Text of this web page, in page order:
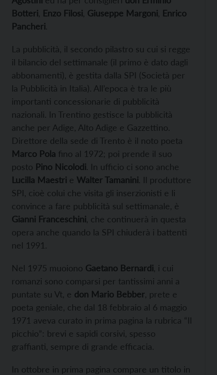
Botteri Enzo Filosi Giuseppe Margoni Enrico
Pancheri.
La pubblicità, il secondo pilastro su cui si regge
il bilancio del settimanale (il primo è dato dagli
abbonamenti), è gestita dalla SPI (Società per
la Pubblicità in Italia). All’epoca è tra le più
importanti concessionarie di pubblicità
nazionali. In Trentino gestisce la pubblicità
anche per Adige, Alto Adige e Gazzettino.
Direttore della sede di Trento è il noto poeta
Marco Pola fino al 1972; poi prende il suo
posto Pino Nicolodi. In ufficio ci sono anche
Lucilla Maestri e Walter Tamanini. Il produttore
SPI, cioè colui che visita gli inserzionisti e li
convince a fare pubblicità sul settimanale, è
Gianni Franceschini , che continuerà in questa
opera anche quando la SPI chiuderà i battenti
nel 1991.
Nel 1975 muoiono Gaetano Bernardi , i cui
romanzi sono comparsi per tantissimi anni a
puntate su Vt, e don Mario Bebber , prete e
poeta geniale, che dal 18 febbraio al 6 maggio
1971 aveva curato in prima pagina la rubrica “Il
picchio”: brevi e sapidi corsivi, spesso
graffianti, sempre di grande efficacia.
In ottobre in prima pagina compare un titolo in